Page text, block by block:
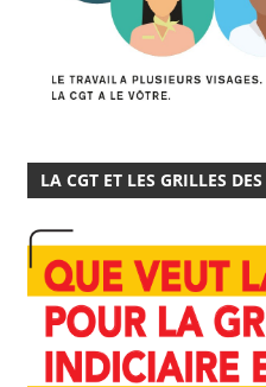
LA CGT ET LES GRILLES